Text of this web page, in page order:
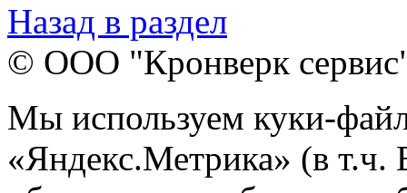
Назад в раздел
© ООО "Кронверк
Мы используем куки-
«Яндекс.Метрика» (в т.ч.